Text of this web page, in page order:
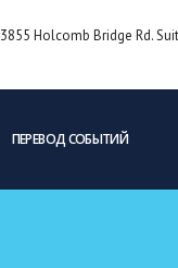
3855 Holcomb Bridge Rd.
ПЕРЕВОД СОБЫТИЙ